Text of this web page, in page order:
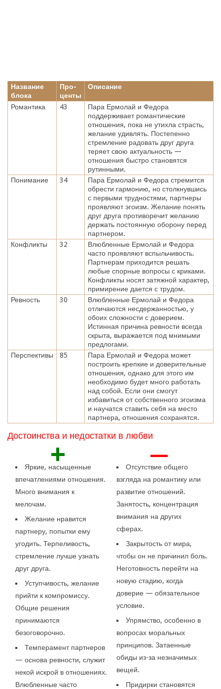
Название
блока
Про-
центы
Описание
Романтика 43
Пара Ермолай и Федора
поддерживает романтические
отношения, пока не утихла страсть,
желание удивлять. Постепенно
стремление радовать друг друга
теряет свою актуальность —
отношения быстро становятся
рутинными.
Понимание
34
Пара Ермолай и Федора стремится
обрести гармонию, но столкнувшись
с первыми трудностями, партнеры
проявляют эгоизм. Желание понять
друг друга противоречит желанию
держать постоянную оборону перед
партнером.
Конфликты
32
Влюбленные Ермолай и Федора
часто проявляют вспыльчивость.
Партнерам приходится решать
любые спорные вопросы с криками.
Конфликты носят затяжной характер,
примирение дается с трудом.
Ревность
30
Влюбленные Ермолай и Федора
отличаются несдержанностью, у
обоих сложности с доверием.
Истинная причина ревности всегда
скрыта, выражается под мнимыми
предлогами.
Перспективы
85
Пара Ермолай и Федора может
построить крепкие и доверительные
отношения, однако для этого им
необходимо будет много работать
над собой. Если они смогут
избавиться от собственного эгоизма
и научатся ставить себя на место
партнера, отношения сохранятся.
Достоинства и недостатки в любви
+
Яркие, насыщенные
впечатлениями отношения.
Много внимания к
мелочам.
Желание нравится
партнеру, попытки ему
угодить. Терпеливость,
стремление лучше узнать
друг друга.
Уступчивость, желание
прийти к компромиссу.
Общие решения
принимаются
безоговорочно.
Темперамент партнеров
— основа ревности, служит
некой искрой в отношениях.
Влюбленные часто
—
Отсутствие общего
взгляда на романтику или
развитие отношений.
Занятость, концентрация
внимания на других
сферах.
Закрытость от мира,
чтобы он не причинил боль.
Неготовность перейти на
новую стадию, когда
доверие — обязательное
условие.
Упрямство, особенно в
вопросах моральных
принципов. Затаенные
обиды из-за незначимых
вещей.
Придирки становятся